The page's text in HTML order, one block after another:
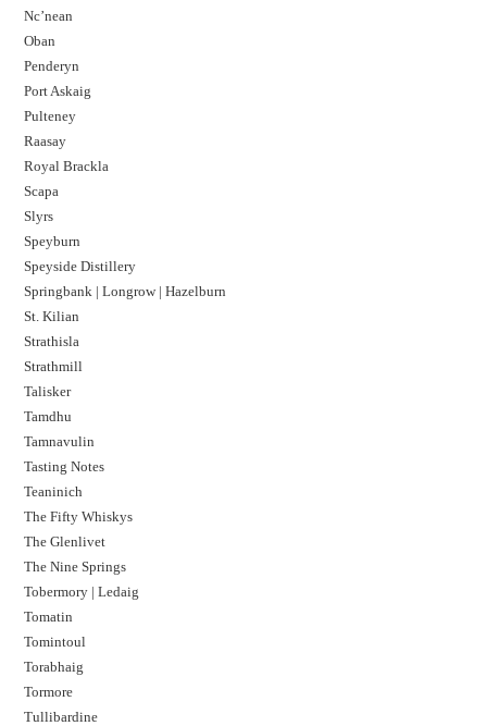
Nc’nean
Oban
Penderyn
Port Askaig
Pulteney
Raasay
Royal Brackla
Scapa
Slyrs
Speyburn
Speyside Distillery
Springbank | Longrow | Hazelburn
St. Kilian
Strathisla
Strathmill
Talisker
Tamdhu
Tamnavulin
Tasting Notes
Teaninich
The Fifty Whiskys
The Glenlivet
The Nine Springs
Tobermory | Ledaig
Tomatin
Tomintoul
Torabhaig
Tormore
Tullibardine